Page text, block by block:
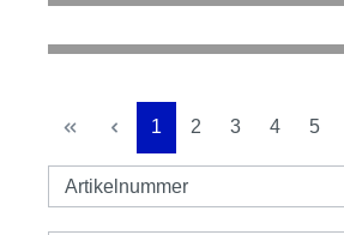
Seite
1 Seite
2 Seite
3 Seite
4 Seite
5